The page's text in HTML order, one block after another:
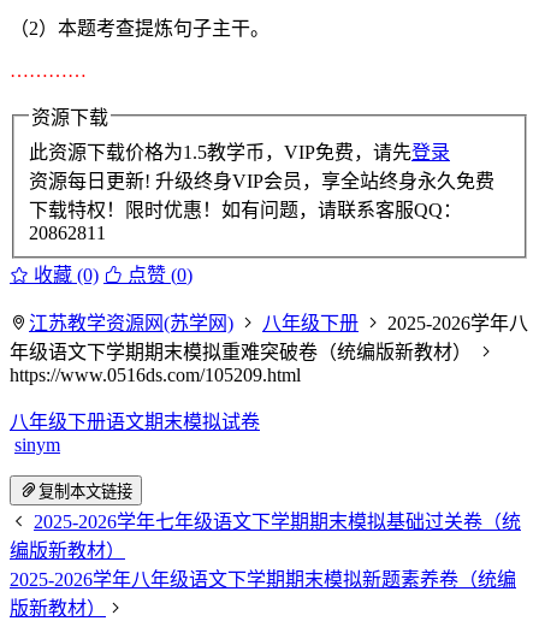
（2）本题考查提炼句子主干。
…………
资源下载
此资源下载价格为1.5教学币，VIP免费，请先登录
资源每日更新! 升级终身VIP会员，享全站终身永久免费
下载特权！限时优惠！如有问题，请联系客服QQ：
20862811
收藏 (0) 点赞 (0)
江苏教学资源网(苏学网) 八年级下册
2025-2026学年八
年级语文下学期期末模拟重难突破卷（统编版新教材）
https://www.0516ds.com/105209.html
八年级下册语文期末模拟试卷
sinym
复制本文链接
2025-2026学年七年级语文下学期期末模拟基础过关卷（统
编版新教材）
2025-2026学年八年级语文下学期期末模拟新题素养卷（统编
版新教材）